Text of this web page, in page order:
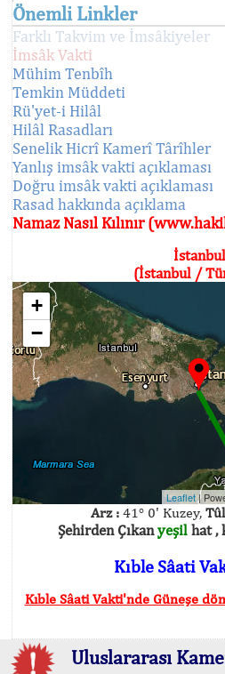
Önemli Linkler
Farklı Takvim ve İmsâkiyeler
İmsâk Vakti
Mühim Tenbîh
Temkin Müddeti
Rü'yet-i Hilâl
Hilâl Rasadları
Senelik Hicrî Kamerî Târîhler
Yanlış imsâk vakti açıklaması
Doğru imsâk vakti açıklaması
Rasad hakkında açıklama
Namaz Nasıl Kılınır
İstanbul
(İstanbul /
+
−
Leaflet|
Arz :41° 0' Kuzey,
Şehirden Çıkanyeşilhat ,
Kıble Sâati
Kıble Sâati Vakti'nde Güneşe
Uluslararası